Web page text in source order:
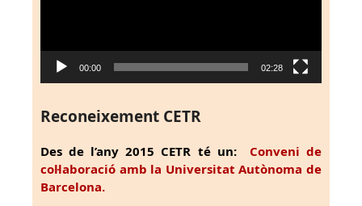
00:00 02:28
Reconeixement CETR
Des de l’any 2015 CETR té un: Conveni de
col·laboració amb la Universitat Autònoma de
Barcelona.